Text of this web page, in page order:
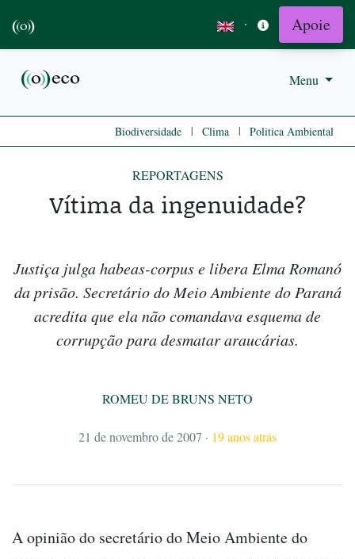
· Apoie
Menu
Biodiversidade | Clima | Politica Ambiental
REPORTAGENS
Vítima da ingenuidade?
Justiça julga habeas-corpus e libera Elma Romanó
da prisão. Secretário do Meio Ambiente do Paraná
acredita que ela não comandava esquema de
corrupção para desmatar araucárias.
ROMEU DE BRUNS NETO
21 de novembro de 2007 · 19 anos atrás
A opinião do secretário do Meio Ambiente do